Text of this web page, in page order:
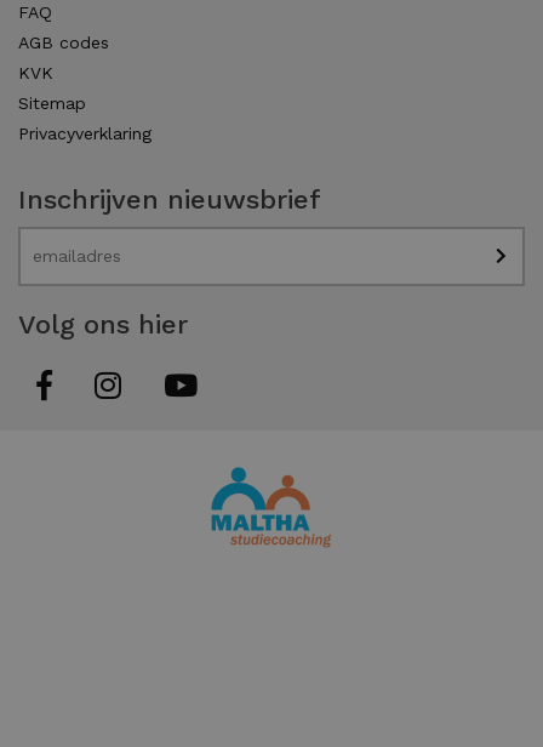
FAQ
AGB codes
KVK
Sitemap
Privacyverklaring
Inschrijven nieuwsbrief
Volg ons hier